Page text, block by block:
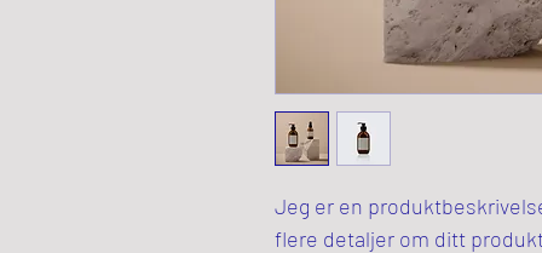
Jeg er en
flere detaljer om ditt